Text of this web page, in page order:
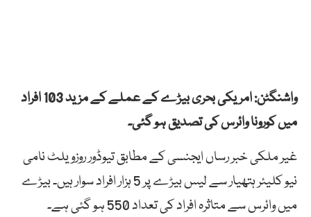
واشنگٹن: امریکی بحری بیڑے کے عملے کے مزید 103 افراد
میں کورونا وائرس کی تصدیق ہو گئی۔
غیر ملکی خبر رساں ایجنسی کے مطابق تیوڈور روزویلٹ نامی
نیو کلیئر ہتھیار سے لیس بیڑے پر 5 ہزار افراد سوار ہیں۔ بیڑے
میں وائرس سے متاثرہ افراد کی تعداد 550 ہو گئی ہے۔